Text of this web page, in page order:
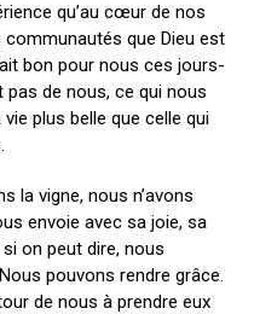
qu’au cœur de nos
que Dieu est
bon pour nous ces jours-
de nous, ce qui nous
plus belle que celle qui
la vigne, nous n’avons
envoie avec sa joie, sa
on peut dire, nous
pouvons rendre grâce.
de nous à prendre eux